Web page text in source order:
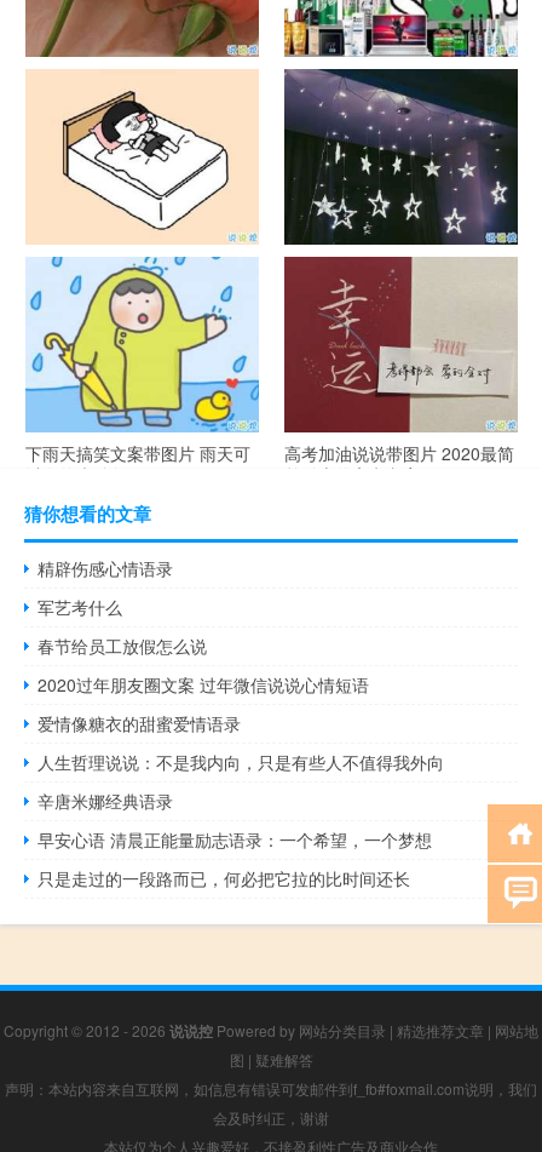
官宣恋爱的说说配图 官宣句子
抖音摆地摊文案 摆地摊的搞笑
说说带图片
谐音梗土味情话大全带图片 油
腻搞笑的土味情话
很酷的霸气句子带图片 最新霸
气说说高冷范
下雨天搞笑文案带图片 雨天可
以发的幽默句子
高考加油说说带图片 2020最简
单励志的高考文案
猜你想看的文章
精辟伤感心情语录
军艺考什么
春节给员工放假怎么说
2020过年朋友圈文案 过年微信说说心情短语
爱情像糖衣的甜蜜爱情语录
人生哲理说说：不是我内向，只是有些人不值得我外向
辛唐米娜经典语录
早安心语 清晨正能量励志语录：一个希望，一个梦想
只是走过的一段路而已，何必把它拉的比时间还长
Copyright © 2012 - 2026 说说控 Powered by 网站分类目录 | 精选推荐文章 | 网站地
图 | 疑难解答
声明：本站内容来自互联网，如信息有错误可发邮件到f_fb#foxmail.com说明，我们
会及时纠正，谢谢
本站仅为个人兴趣爱好，不接盈利性广告及商业合作